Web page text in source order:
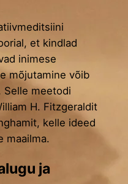
et kindlad
inimese
mõjutamine võib
Selle meetodi
H. Fitzgeraldit
kelle ideed
maailma.
ja